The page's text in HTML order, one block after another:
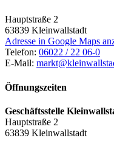
Hauptstraße 2
63839 Kleinwallstadt
Adresse in Google Maps
Telefon: 06022 / 22 06-0
E-Mail:
Öffnungszeiten
Geschäftsstelle
Hauptstraße 2
63839 Kleinwallstadt